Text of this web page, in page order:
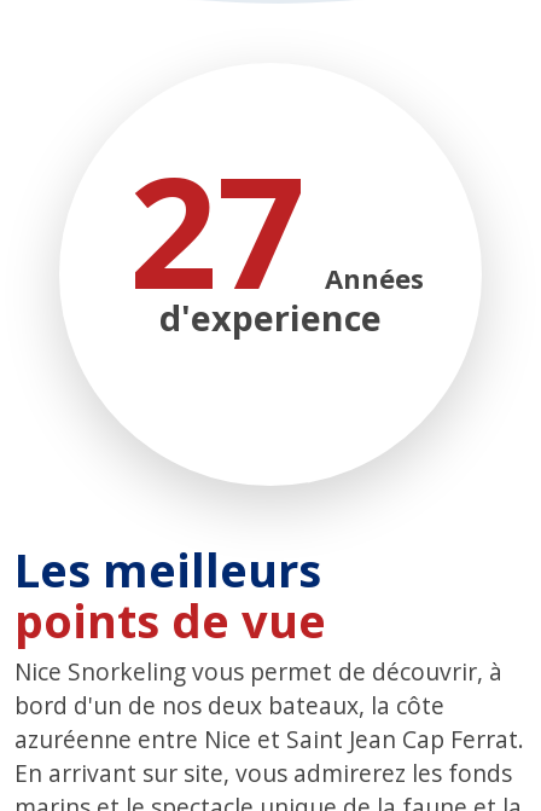
27 Années
d'experience
Les meilleurs
souvenirs
Nice Snorkeling vous permet de découvrir, à
bord d'un de nos deux bateaux, la côte
azuréenne entre Nice et Saint Jean Cap Ferrat.
En arrivant sur site, vous admirerez les fonds